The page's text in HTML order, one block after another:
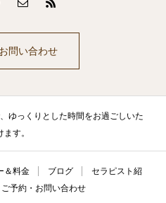
問い合わせ
ゆっくりとした時間をお過ごしいた
ます。
＆料金 ブログ
セラピスト紹
ご予約・お問い合わせ